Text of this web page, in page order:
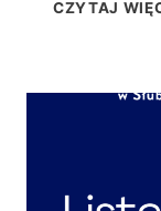
CZYTAJ